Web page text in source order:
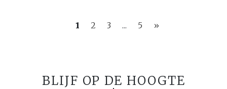
1 2 3 ... 5 »
BLIJF OP DE HOOGTE